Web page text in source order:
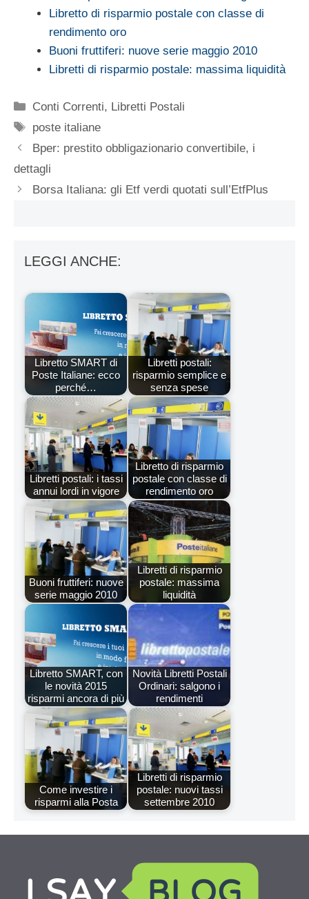
Libretto di risparmio postale con classe di
rendimento oro
Buoni fruttiferi: nuove serie maggio 2010
Libretti di risparmio postale: massima liquidità
Categorie
Conti Correnti, Libretti Postali
Tag
poste italiane
Bper: prestito obbligazionario convertibile, i
dettagli
Borsa Italiana: gli Etf verdi quotati sull’EtfPlus
LEGGI ANCHE:
Libretto SMART di
Poste Italiane: ecco
perché…
Libretti postali:
risparmio semplice e
senza spese
Libretti postali: i tassi
annui lordi in vigore
Libretto di risparmio
postale con classe di
rendimento oro
Buoni fruttiferi: nuove
serie maggio 2010
Libretti di risparmio
postale: massima
liquidità
Libretto SMART, con
le novità 2015
risparmi ancora di più
Novità Libretti Postali
Ordinari: salgono i
rendimenti
Come investire i
risparmi alla Posta
Libretti di risparmio
postale: nuovi tassi
settembre 2010